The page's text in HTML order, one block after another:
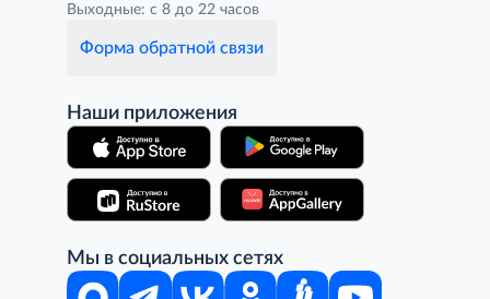
Выходные: с 8 до 22 часов
Форма обратной связи
Наши приложения
Мы в социальных сетях